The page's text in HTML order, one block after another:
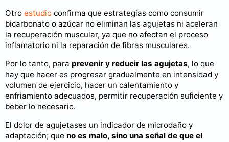
Otro estudio confirma que estrategias como consumir
bicarbonato o azúcar no eliminan las agujetas ni aceleran
la recuperación muscular, ya que no afectan el proceso
inflamatorio ni la reparación de fibras musculares.
Por lo tanto, para prevenir y reducir las agujetas, lo que
hay que hacer es progresar gradualmente en intensidad y
volumen de ejercicio, hacer un calentamiento y
enfriamiento adecuados, permitir recuperación suficiente y
beber lo necesario.
El dolor de agujetases un indicador de microdaño y
adaptación; que no es malo, sino una señal de que el